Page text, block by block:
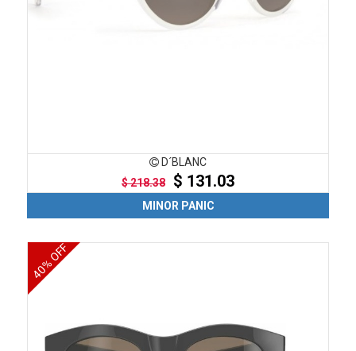
D´BLANC
$ 218.38
$ 131.03
MINOR PANIC
40% OFF